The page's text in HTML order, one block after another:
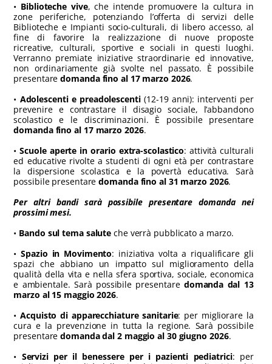
• Biblioteche vive, che intende promuovere la cultura in
zone periferiche, potenziando l’offerta di servizi delle
Biblioteche e Impianti socio-culturali, di libero accesso, al
fine di favorire la realizzazione di nuove proposte
ricreative, culturali, sportive e sociali in questi luoghi.
Verranno premiate iniziative straordinarie ed innovative,
non ordinariamente già svolte nel passato. È possibile
presentaredomanda fino al 17 marzo 2026.
• Adolescenti e preadolescenti(12-19 anni): interventi per
prevenire e contrastare il disagio sociale, l’abbandono
scolastico e le discriminazioni. È possibile presentare
domanda fino al 17 marzo 2026.
•Scuole aperte in orario extra-scolastico: attività culturali
ed educative rivolte a studenti di ogni età per contrastare
la dispersione scolastica e la povertà educativa. Sarà
possibile presentaredomanda fino al 31 marzo 2026.
Per altri bandi sarà possibile presentare domanda nei
prossimi mesi.
• Bando sul tema salute che verrà pubblicato a marzo.
•Spazio in Movimento: iniziativa volta a riqualificare gli
spazi che abbiano un impatto sul miglioramento della
qualità della vita e nella sfera sportiva, sociale, economica
e ambientale. Sarà possibile presentare domanda dal 13
marzo al 15 maggio 2026.
•Acquisto di apparecchiature sanitarie: per migliorare la
cura e la prevenzione in tutta la regione. Sarà possibile
presentaredomanda dal 2 maggio al 30 giugno 2026.
• Servizi per il benessere per i pazienti pediatrici: per